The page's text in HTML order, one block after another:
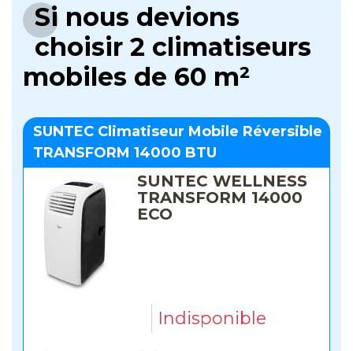
Si nous devions
choisir 2 climatiseurs
mobiles de 60 m²
SUNTEC Climatiseur Mobile Réversible
TRANSFORM 14000 BTU
SUNTEC WELLNESS
TRANSFORM 14000
ECO
Indisponible